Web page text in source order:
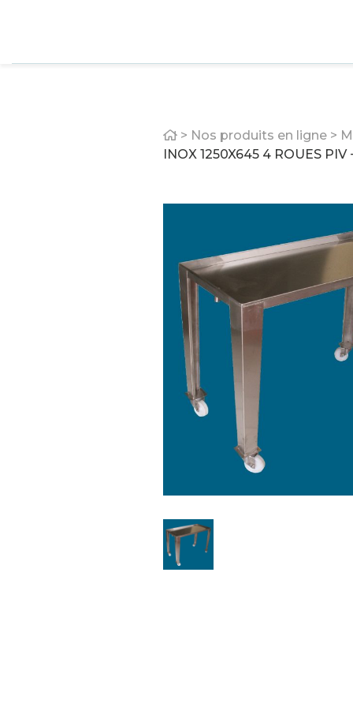
Home
> Nos produits en ligne >
INOX 1250X645 4 ROUES PIV